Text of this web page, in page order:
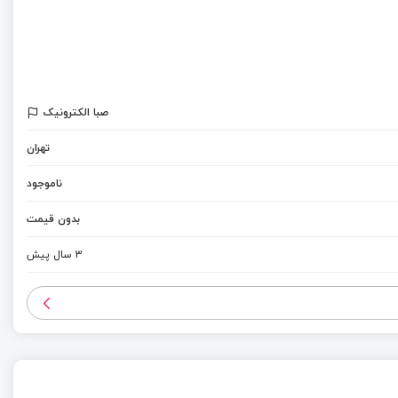
صبا الکترونیک
تهران
ناموجود
بدون قیمت
3 سال پیش